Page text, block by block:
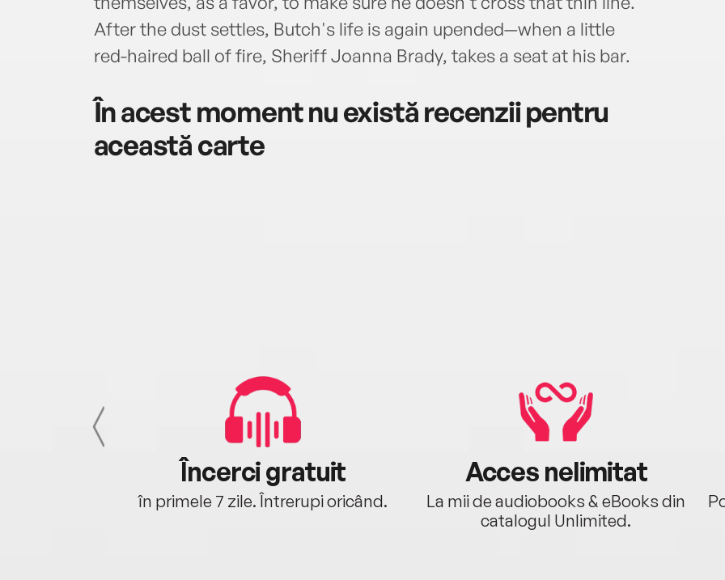
After the dust settles, Butch's life is again upended—when a little
red-haired ball of fire, Sheriff Joanna Brady, takes a seat at his bar.
În acest moment nu există recenzii pentru
această carte
Încerci gratuit
în primele 7 zile. Întrerupi oricând.
Acces nelimitat
La mii de audiobooks & eBooks din
catalogul Unlimited.